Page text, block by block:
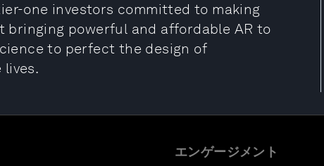
one investors committed to making
bringing powerful and affordable AR to
to perfect the design of
エンゲージメント